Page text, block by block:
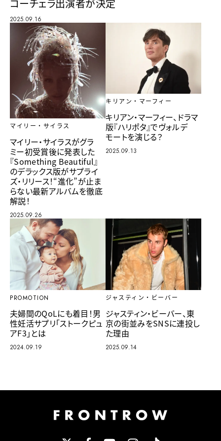
コーチェラ出演者が決定
2025.09.16
マイリー・サイラス
マイリー・サイラスがグラ
ミー初受賞後に発表した
『Something Beautiful』
のデラックス版がサプライ
ズ・リリース！“進化”が止ま
らない最新アルバムを徹底
解説！
2025.09.26
キリアン・マーフィー
キリアン・マーフィー、ドラマ
版『ハリポタ』でヴォルデ
モートを演じる？
2025.09.13
PROMOTION
夫婦間のQoLにも着目！男
性妊活サプリ「ストークピュ
アF3」とは
2024.09.19
ジャスティン・ビーバー
ジャスティン・ビーバー、東
京の街並みをSNSに連投し
た理由
2025.09.14